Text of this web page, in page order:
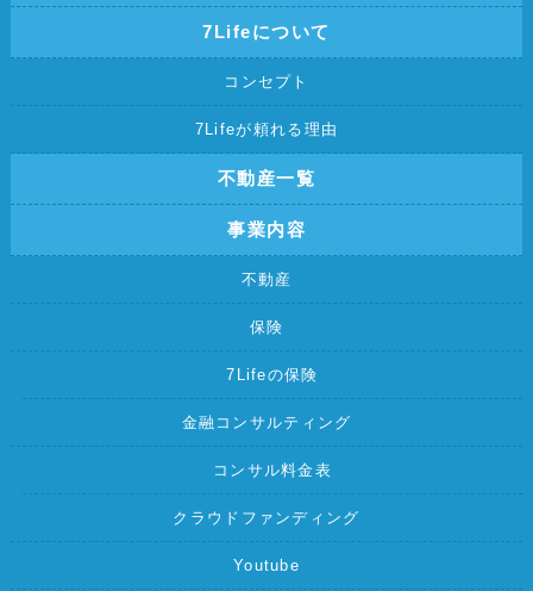
7Lifeについて
コンセプト
7Lifeが頼れる理由
不動産一覧
事業内容
不動産
保険
7Lifeの保険
金融コンサルティング
コンサル料金表
クラウドファンディング
Youtube